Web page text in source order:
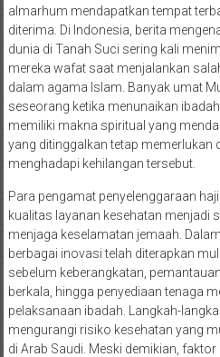
almarhum mendapatkan tempat
diterima. Di Indonesia, berita
dunia di Tanah Suci sering kali
mereka wafat saat menjalankan
dalam agama Islam. Banyak umat
seseorang ketika menunaikan
memiliki makna spiritual yang
yang ditinggalkan tetap memerlukan
menghadapi kehilangan tersebut.
Para pengamat penyelenggaraan
kualitas layanan kesehatan menjadi
menjaga keselamatan jemaah.
berbagai inovasi telah diterapkan
sebelum keberangkatan,
berkala, hingga penyediaan tenaga
pelaksanaan ibadah. Langkah-
mengurangi risiko kesehatan yang
di Arab Saudi. Meski demikian,